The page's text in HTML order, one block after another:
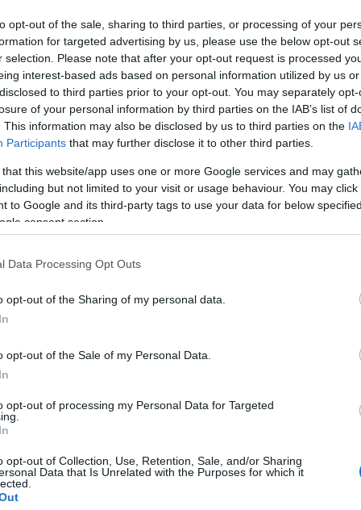
opt-out of the sale, sharing to third parties, or processing of your
for targeted advertising by us, please use the below opt-out
selection. Please note that after your opt-out request is processed
interest-based ads based on personal information utilized by us
to third parties prior to your opt-out. You may separately
of your personal information by third parties on the IAB’s list of
This information may also be disclosed by us to third parties on the
Participants that may further disclose it to other third parties.
that this website/app uses one or more Google services and may
but not limited to your visit or usage behaviour. You may
to Google and its third-party tags to use your data for below
consent section.
Data Processing Opt Outs
opt-out of the Sharing of my personal data.
opt-out of the Sale of my Personal Data.
opt-out of processing my Personal Data for Targeted
opt-out of Collection, Use, Retention, Sale, and/or Sharing
Data that Is Unrelated with the Purposes for which it
képviseletében elmondta, hogy hatvan tagjuk között nagy
visznek a ligetbe Varga Gábor Farkastól, optikai
fehérvári alkotóktól származó darabjaiból, továbbá a
léleklepkékkel a Lepkeházat. Bobory Zoltán a Vörösmarty
Teremben: László Zsolt, Bobory Zoltán, Saitos Lajos
nyílik meg az Oskola utcában a Deák Gyűjtemény
Műkertben
címmel. A Kecskeméti Művésztelep 1909–1919
idején: a Köfém Oktatási Közművelődési Központban
munkáiból, illetve az Aranybulla Könyvtárban
a Prospero Színkör három darabot is bemutat a
előadás is megtekinthető lesz. A fesztivál első koncertjére
Ágnes énekesnő előadásában élvezheti a közönség. A
a klezmer és a balkáni zene ötvözetét játszó
Orchestra. A Fehérvári Könyvnapok keretében az egykori